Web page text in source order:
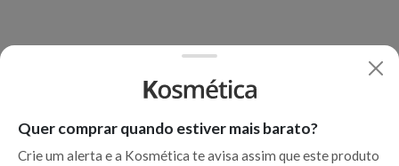
Quer comprar quando estiver mais barato?
Crie um alerta e a Kosmética te avisa assim que este produto